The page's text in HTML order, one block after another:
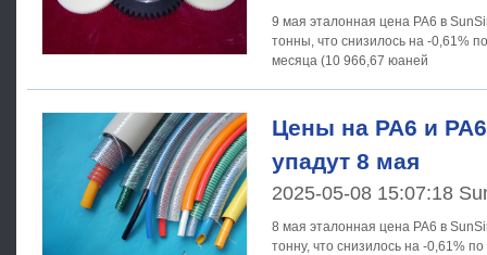
9 мая эталонная цена PA6 в
тонны, что снизилось на -0,61%
месяца (10 966,67 юаней
Цены на PA6 и
упадут 8 мая
2025-05-08 15:07:18
8 мая эталонная цена PA6 в
тонну, что снизилось на -0,61%